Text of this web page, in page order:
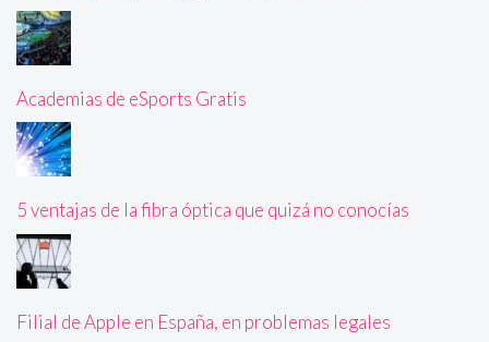
Academias de eSports Gratis
5 ventajas de la fibra óptica que quizá no conocías
Filial de Apple en España, en problemas legales